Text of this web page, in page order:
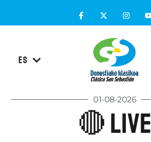
ES
EN
01-08-2026
🔴 Live